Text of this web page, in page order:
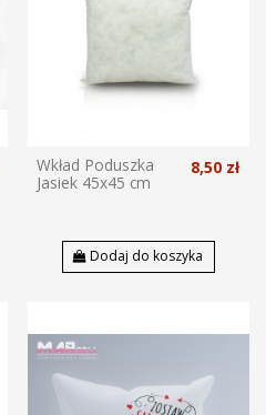
Wkład Poduszka
Jasiek 45x45 cm
8,50 zł
Dodaj do koszyka